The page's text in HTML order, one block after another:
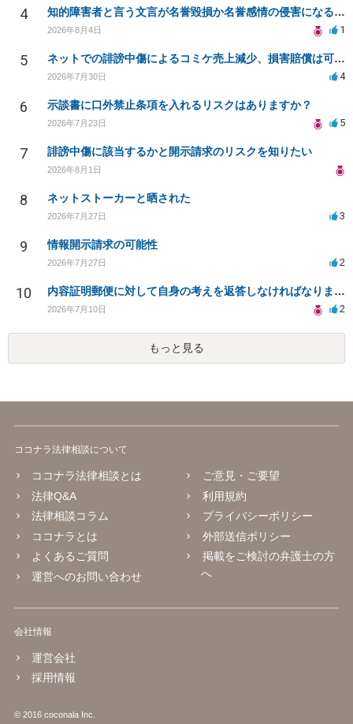
4 知的障害者と言う文言が名誉毀損か名誉感情の侵害になるか教えてほしい。
2026年8月4日 1
5 ネットでの誹謗中傷によるコミケ売上減少、損害賠償は可能か？
2026年7月30日 4
6 示談書に口外禁止条項を入れるリスクはありますか？
2026年7月23日 5
7 誹謗中傷に該当するかと開示請求のリスクを知りたい
2026年8月1日
8 ネットストーカーと晒された
2026年7月27日 3
9 情報開示請求の可能性
2026年7月27日 2
10 内容証明郵便に対して自身の考えを返答しなければなりませんか？
2026年7月10日 2
もっと見る
ココナラ法律相談について
ココナラ法律相談とは
法律Q&A
法律相談コラム
ココナラとは
よくあるご質問
運営へのお問い合わせ
ご意見・ご要望
利用規約
プライバシーポリシー
外部送信ポリシー
掲載をご検討の弁護士の方
へ
会社情報
運営会社
採用情報
© 2016 coconala Inc.